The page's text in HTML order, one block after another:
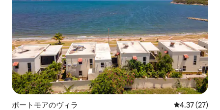
ポートモアのヴィラ レビュー27
4.37 (27)